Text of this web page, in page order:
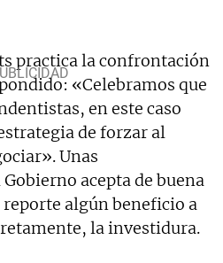
practica la confrontación
«Celebramos que
en este caso
de forzar al
Unas
acepta de buena
algún beneficio a
la investidura.